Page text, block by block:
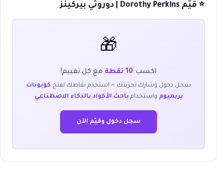
⭐ قيّم Dorothy Perkins | دوروثي بيركينز
🎁
اكسب 10 نقطة مع كل تقييم!
سجل دخول وشارك تجربتك — استخدم نقاطك لفتح كوبونات
بريميوم واستخدام باحث الأكواد بالذكاء الاصطناعي
سجل دخول وقيّم الآن